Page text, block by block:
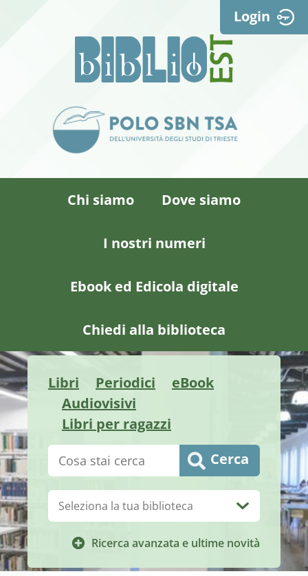
Login
Chi siamo Dove siamo
I nostri numeri
Ebook ed Edicola digitale
Chiedi alla biblioteca
Libri Periodici
eBook
Audiovisivi
Libri per ragazzi
Cerca su "Catalogo" Cerca
Ricerca avanzata e ultime novità
Biblioteca: